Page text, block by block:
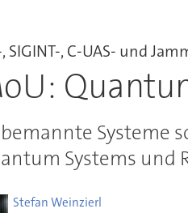
SIGINT-, C-UAS- und
Systeme
Systems und
Stefan Weinzierl